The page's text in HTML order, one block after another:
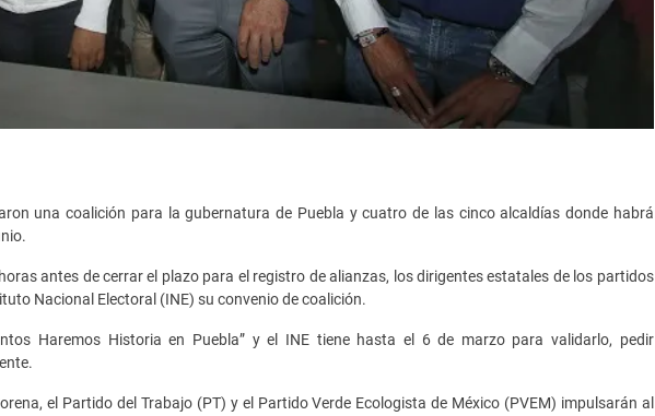
una coalición para la gubernatura de Puebla y cuatro de las cinco alcaldías donde habrá
antes de cerrar el plazo para el registro de alianzas, los dirigentes estatales de los partidos
Nacional Electoral (INE) su convenio de coalición.
Haremos Historia en Puebla” y el INE tiene hasta el 6 de marzo para validarlo, pedir
el Partido del Trabajo (PT) y el Partido Verde Ecologista de México (PVEM) impulsarán al